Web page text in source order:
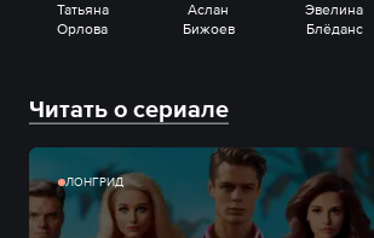
Татьяна
Орлова
Аслан
Бижоев
Эвелина
Блёданс
Читать о сериале
ЛОНГРИД